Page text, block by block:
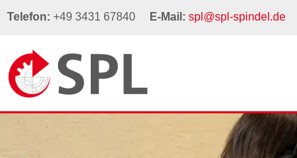
Telefon: +49 3431 67840 E-Mail: spl@spl-spindel.de